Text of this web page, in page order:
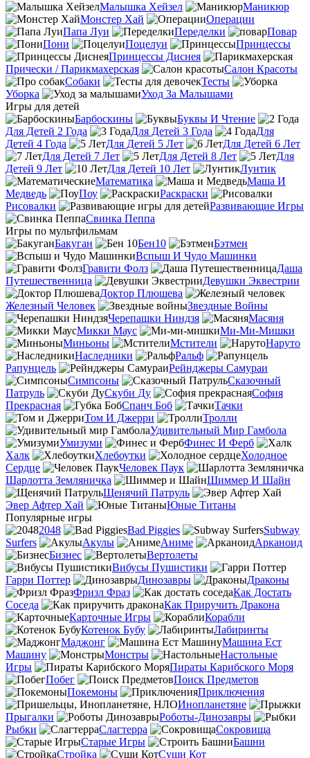
Малышка Хейзел
Маникюр
Монстер Хай
Операции
Папа Луи
Переделки
Повар
Пони
Поцелуи
Принцессы
Принцессы Диснея
Прически / Парикмахерская
Салон Красоты
Собаки
Тесты
Уборка
Уход За Малышами
Игры для детей
Барбоскины
Буквы И Чтение
Для Детей 2 Года
Для Детей 3 Года
Для
Детей 4 Года
Для Детей 5 Лет
Для Детей 6 Лет
Для Детей 7 Лет
Для Детей 8 Лет
Для
Детей 9 Лет
Для Детей 10 Лет
Лунтик
Математика
Маша И
Медведь
Поу
Раскраски
Рисовалки
Развивающие Игры
Свинка Пеппа
Игры по мультфильмам
Бакуган
Бен10
Бэтмен
Вспыш И Чудо Машинки
Гравити Фолз
Даша
Путешественница
Девушки Эквестрии
Доктор Плюшева
Железный Человек
Звездные Войны
Черепашки Ниндзя
Масяня
Микки Маус
Ми-Ми-Мишки
Миньоны
Мстители
Наруто
Наследники
Ральф
Рапунцель
Рейнджеры Самураи
Симпсоны
Сказочный
Патруль
Скуби Ду
София
Прекрасная
Спанч Боб
Тачки
Том И Джерри
Тролли
Удивительный Мир Гамбола
Умизуми
Финес И Ферб
Халк
Хлебоутки
Холодное
Сердце
Человек Паук
Шарлотта Земляничка
Шиммер И Шайн
Щенячий Патруль
Эвер Афтер Хай
Юные Титаны
Популярные игры
2048
Bad Piggies
Subway
Surfers
Акулы Аниме
Арканоид
Бизнес
Вертолеты
Вибусы Пушистики
Гарри Поттер
Динозавры
Драконы
Фризл Фраз
Как Достать
Соседа
Как Приручить Дракона
Карточные Игры
Корабли
Котенок Бубу
Лабиринты
Маджонг
Машина Ест
Машину
Монстры
Настольные
Игры
Пираты Карибского Моря
Побег
Поиск Предметов
Покемоны
Приключения
Инопланетяне
Прыгалки
Роботы-Динозавры
Рыбки
Слагтерра
Сокровища
Старые Игры
Башни
Стройка
Суши Кот